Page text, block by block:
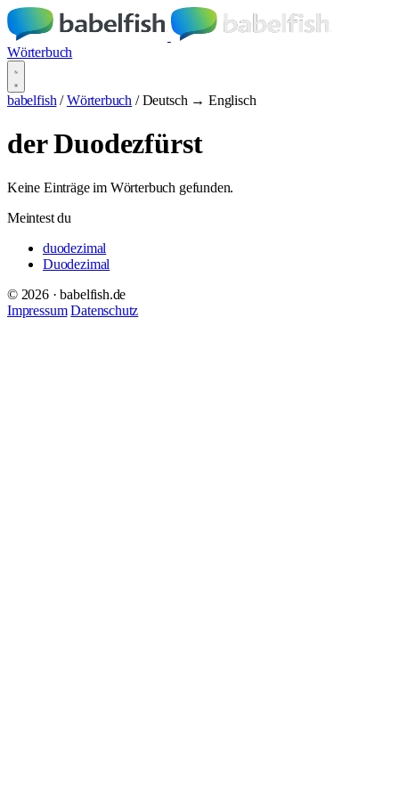
Wörterbuch
babelfish / Wörterbuch / Deutsch → Englisch
der Duodezfürst
Keine Einträge im Wörterbuch gefunden.
Meintest du
duodezimal
Duodezimal
© 2026 · babelfish.de
Impressum Datenschutz